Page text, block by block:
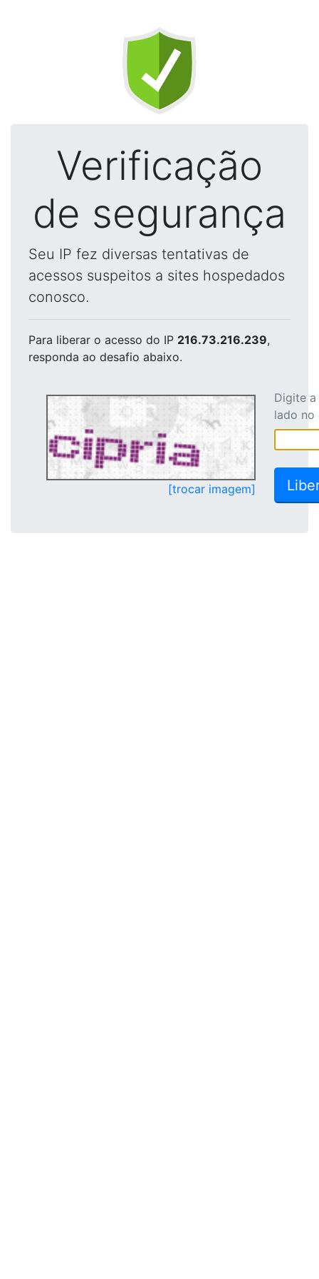
Verificação
de segurança
Seu IP fez diversas tentativas de
acessos suspeitos a sites hospedados
conosco.
Para liberar o acesso do IP 216.73.216.239,
responda ao desafio abaixo.
[trocar imagem]
Digite
lado no